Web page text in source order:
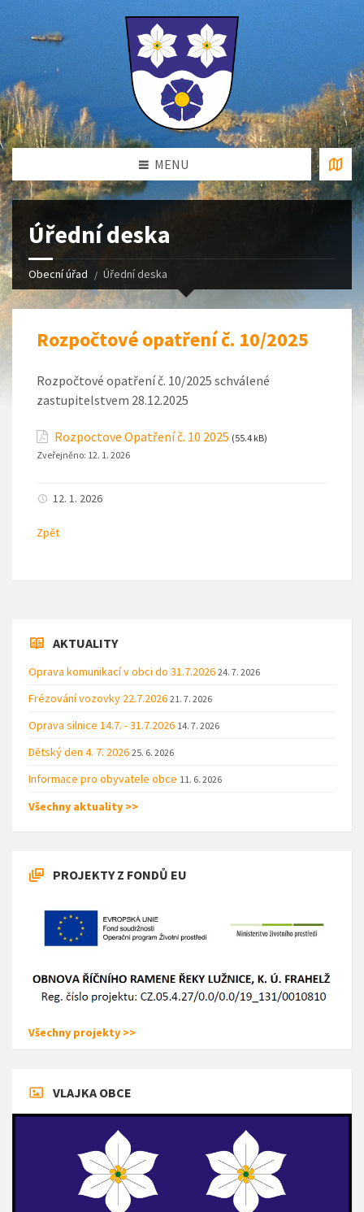
MENU
Úřední deska
Obecní úřad Úřední deska
Rozpočtové opatření č. 10/2025
Rozpočtové opatření č. 10/2025 schválené
zastupitelstvem 28.12.2025
Rozpoctove Opatření č. 10 2025 (55.4 kB)
Zveřejněno: 12. 1. 2026
12. 1. 2026
Zpět
AKTUALITY
Oprava komunikací v obci do 31.7.2026 24. 7. 2026
Frézování vozovky 22.7.2026 21. 7. 2026
Oprava silnice 14.7. - 31.7.2026 14. 7. 2026
Dětský den 4. 7. 2026 25. 6. 2026
Informace pro obyvatele obce 11. 6. 2026
Všechny aktuality >>
PROJEKTY Z FONDŮ EU
Všechny projekty >>
VLAJKA OBCE